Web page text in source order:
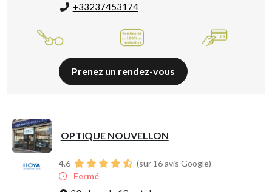
+33237453174
Prenez un rendez-vous
OPTIQUE NOUVELLON
4.6
(sur 16 avis Google)
Fermé